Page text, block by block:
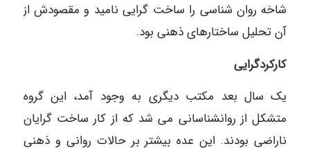
شاخه روان شناسی را ساخت گرایی نامید و مقصودش از
آن تحلیل ساختارهای ذهنی بود.
کارکردگرایی
یک سال بعد مکتب دیگری به وجود آمد، این گروه
متشکل از روانشناسانی می شد که از کار ساخت گرایان
ناراضی بودند. این عده بیشتر بر حالات روانی و ذهنی